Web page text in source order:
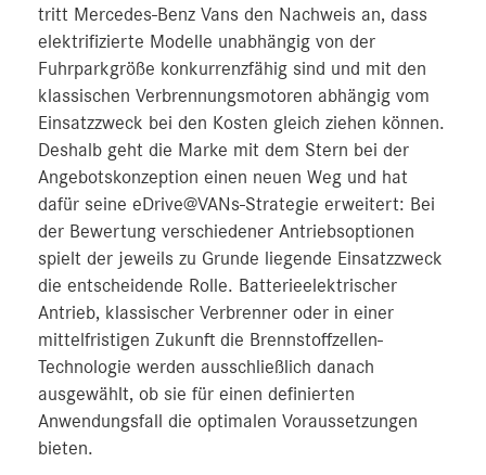
tritt Mercedes-Benz Vans den Nachweis an, dass
elektrifizierte Modelle unabhängig von der
Fuhrparkgröße konkurrenzfähig sind und mit den
klassischen Verbrennungsmotoren abhängig vom
Einsatzzweck bei den Kosten gleich ziehen können.
Deshalb geht die Marke mit dem Stern bei der
Angebotskonzeption einen neuen Weg und hat
dafür seine eDrive@VANs-Strategie erweitert: Bei
der Bewertung verschiedener Antriebsoptionen
spielt der jeweils zu Grunde liegende Einsatzzweck
die entscheidende Rolle. Batterieelektrischer
Antrieb, klassischer Verbrenner oder in einer
mittelfristigen Zukunft die Brennstoffzellen-
Technologie werden ausschließlich danach
ausgewählt, ob sie für einen definierten
Anwendungsfall die optimalen Voraussetzungen
bieten.